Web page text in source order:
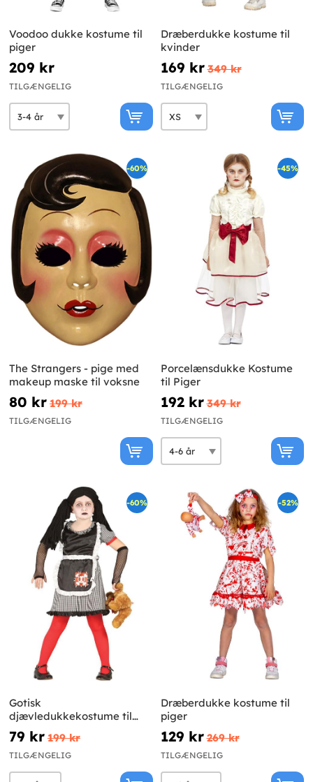
Voodoo dukke kostume til
piger
209 kr
TILGÆNGELIG
Dræberdukke kostume til
kvinder
169 kr 349 kr
TILGÆNGELIG
-60%
The Strangers - pige med
makeup maske til voksne
80 kr 199 kr
TILGÆNGELIG
-45%
Porcelænsdukke Kostume
til Piger
192 kr 349 kr
TILGÆNGELIG
-60%
Gotisk
djævledukkekostume til
piger
79 kr 199 kr
TILGÆNGELIG
-52%
Dræberdukke kostume til
piger
129 kr 269 kr
TILGÆNGELIG